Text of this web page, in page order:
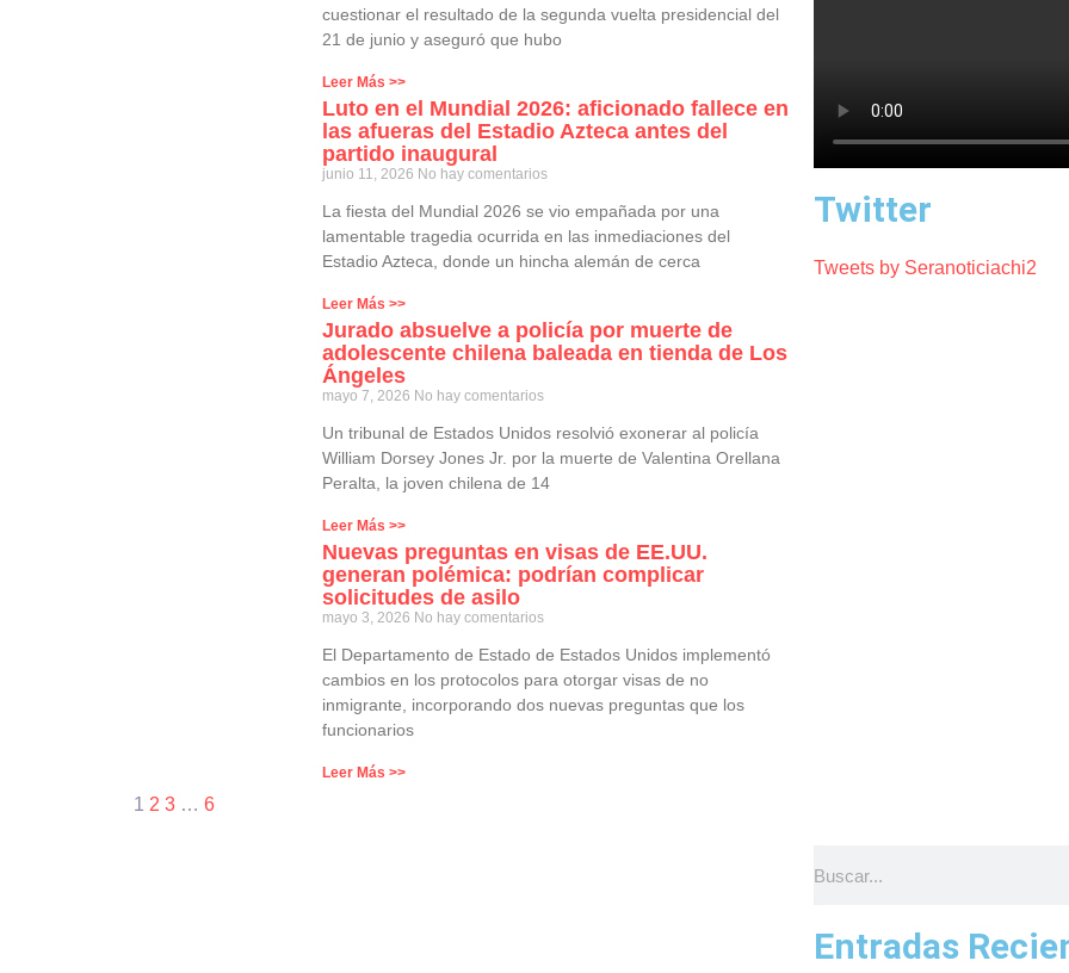
cuestionar el resultado de la segunda vuelta presidencial del
21 de junio y aseguró que hubo
Leer Más >>
Luto en el Mundial 2026: aficionado fallece en
las afueras del Estadio Azteca antes del
partido inaugural
junio 11, 2026 No hay comentarios
La fiesta del Mundial 2026 se vio empañada por una
lamentable tragedia ocurrida en las inmediaciones del
Estadio Azteca, donde un hincha alemán de cerca
Leer Más >>
Jurado absuelve a policía por muerte de
adolescente chilena baleada en tienda de Los
Ángeles
mayo 7, 2026 No hay comentarios
Un tribunal de Estados Unidos resolvió exonerar al policía
William Dorsey Jones Jr. por la muerte de Valentina Orellana
Peralta, la joven chilena de 14
Leer Más >>
Nuevas preguntas en visas de EE.UU.
generan polémica: podrían complicar
solicitudes de asilo
mayo 3, 2026 No hay comentarios
El Departamento de Estado de Estados Unidos implementó
cambios en los protocolos para otorgar visas de no
inmigrante, incorporando dos nuevas preguntas que los
funcionarios
Leer Más >>
1 2 3 … 6
Twitter
Tweets by Seranoticiachi2
Entradas